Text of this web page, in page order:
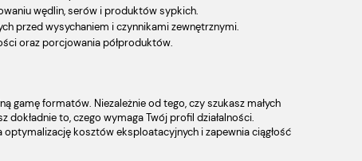
wędlin, serów i produktów sypkich.
przed wysychaniem i czynnikami zewnętrznymi.
oraz porcjowania półproduktów.
gamę formatów. Niezależnie od tego, czy szukasz małych
to, czego wymaga Twój profil działalności.
kosztów eksploatacyjnych i zapewnia ciągłość